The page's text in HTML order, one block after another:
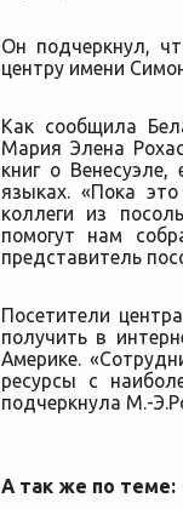
Он подчеркнул,
центру имени
Как сообщила
Мария Элена
книг о
языках. «Пока
коллеги из
помогут нам
представитель
Посетители
получить в
Америке.
ресурсы с
подчеркнула М.-
А так же по теме: